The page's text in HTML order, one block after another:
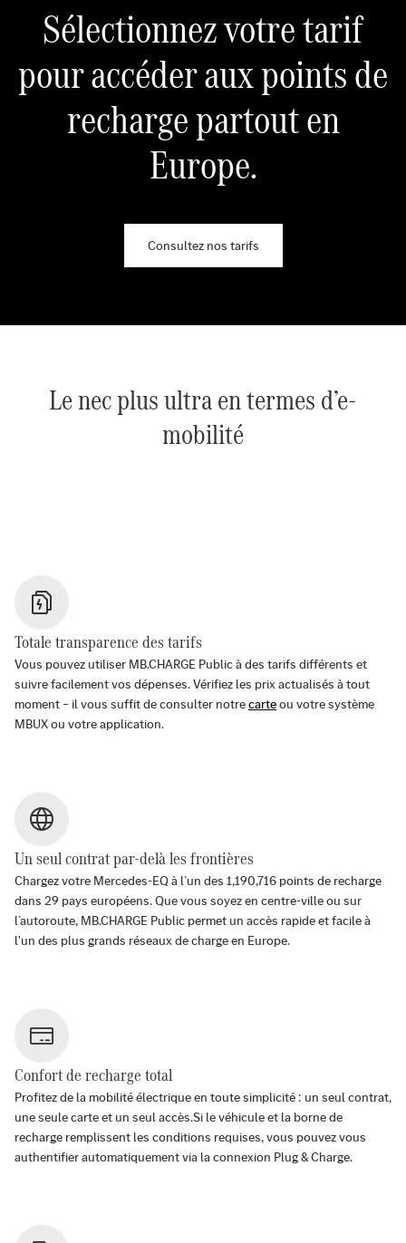
Sélectionnez votre tarif
pour accéder aux points de
recharge partout en
Europe.
Consultez nos tarifs
Le nec plus ultra en termes d’e-
mobilité
Totale transparence des tarifs
Vous pouvez utiliser MB.CHARGE Public à des tarifs différents et
suivre facilement vos dépenses. Vérifiez les prix actualisés à tout
moment – il vous suffit de consulter notrecarteou votre système
MBUX ou votre application.
Un seul contrat par-delà les frontières
Chargez votre Mercedes-EQ à l’un des 1,190,716 points de recharge
dans 29 pays européens. Que vous soyez en centre-ville ou sur
l’autoroute, MB.CHARGE Public permet un accès rapide et facile à
l'un des plus grands réseaux de charge en Europe.
Confort de recharge total
Profitez de la mobilité électrique en toute simplicité : un seul contrat,
une seule carte et un seul accès.Si le véhicule et la borne de
recharge remplissent les conditions requises, vous pouvez vous
authentifier automatiquement via la connexion Plug & Charge.